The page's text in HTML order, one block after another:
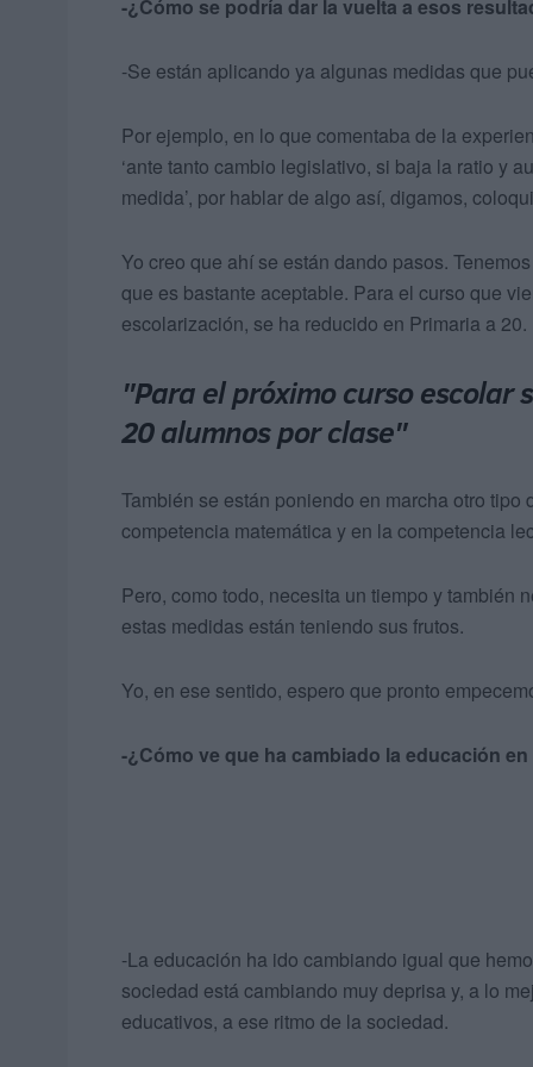
-¿Cómo se podría dar la vuelta a esos
-Se están aplicando ya algunas medidas que
Por ejemplo, en lo que comentaba de la
‘ante tanto cambio legislativo, si baja la ratio y
medida’, por hablar de algo así, digamos,
Yo creo que ahí se están dando pasos.
que es bastante aceptable. Para el curso que
escolarización, se ha reducido en Primaria a 20.
"Para el próximo curso escolar
20 alumnos por clase"
También se están poniendo en marcha otro
competencia matemática y en la competencia
Pero, como todo, necesita un tiempo y también
estas medidas están teniendo sus frutos.
Yo, en ese sentido, espero que pronto
-¿Cómo ve que ha cambiado la educación
-La educación ha ido cambiando igual que
sociedad está cambiando muy deprisa y, a lo
educativos, a ese ritmo de la sociedad.